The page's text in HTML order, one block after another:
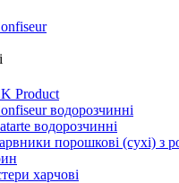
Product
водорозчинні
водорозчинні
порошкові (сухі) з
харчові